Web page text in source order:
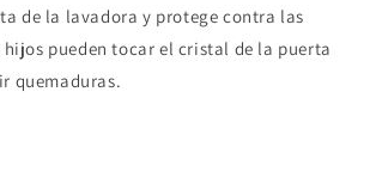
de la lavadora y protege contra las
hijos pueden tocar el cristal de la puerta
quemaduras.